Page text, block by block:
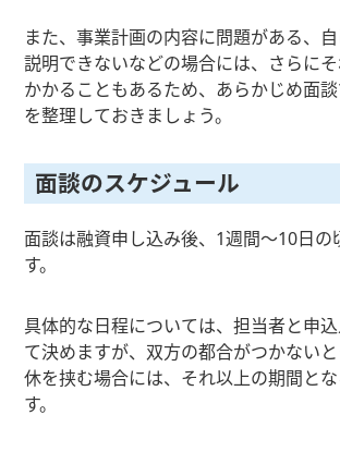
また、事業計画の内容に問題がある、
説明できないなどの場合には、さらに
かかることもあるため、あらかじめ面
を整理しておきましょう。
面談のスケジュール
面談は融資申し込み後、1週間～10日の
す。
具体的な日程については、担当者と申
て決めますが、双方の都合がつかない
休を挟む場合には、それ以上の期間と
す。